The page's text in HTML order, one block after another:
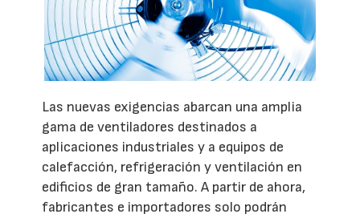
Las nuevas exigencias abarcan una amplia
gama de ventiladores destinados a
aplicaciones industriales y a equipos de
calefacción, refrigeración y ventilación en
edificios de gran tamaño. A partir de ahora,
fabricantes e importadores solo podrán